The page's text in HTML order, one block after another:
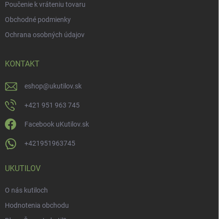
Poučenie k vráteniu tovaru
Obchodné podmienky
Ochrana osobných údajov
KONTAKT
eshop@ukutilov.sk
+421 951 963 745
Facebook uKutilov.sk
+421951963745
UKUTILOV
O nás kutiloch
Hodnotenia obchodu